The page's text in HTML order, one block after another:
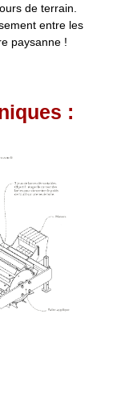
de terrain.
entre les
paysanne !
: